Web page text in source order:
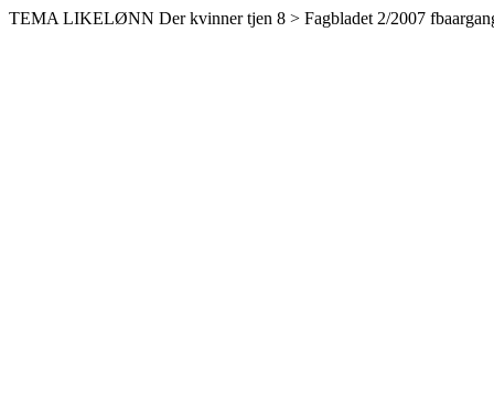
TEMA LIKELØNN Der kvinner tjen 8 > Fagbladet 2/2007